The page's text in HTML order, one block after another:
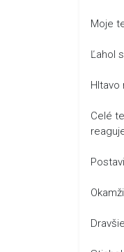
Moje
Ľahol
Hltavo
Celé